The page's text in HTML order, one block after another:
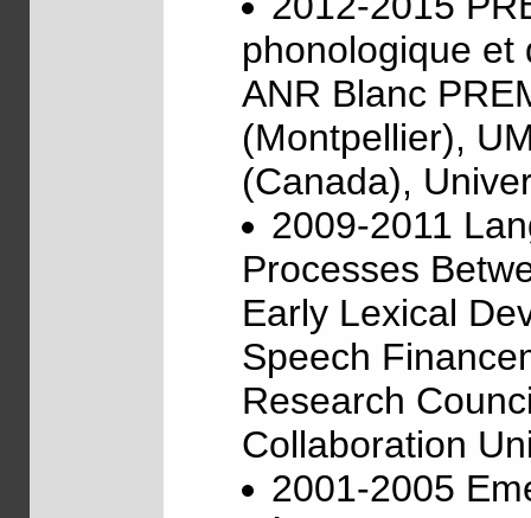
phonologique et
ANR Blanc
(Montpellier),
(Canada),
2009-2011
Processes
Early Lexical
Speech
Research
Collaboration
2001-2005